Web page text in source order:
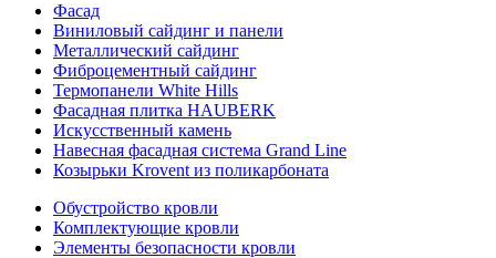
Фасад
Виниловый сайдинг и панели
Металлический сайдинг
Фиброцементный сайдинг
Термопанели White Hills
Фасадная плитка HAUBERK
Искусственный камень
Навесная фасадная система Grand Line
Козырьки Krovent из поликарбоната
Обустройство кровли
Комплектующие кровли
Элементы безопасности кровли